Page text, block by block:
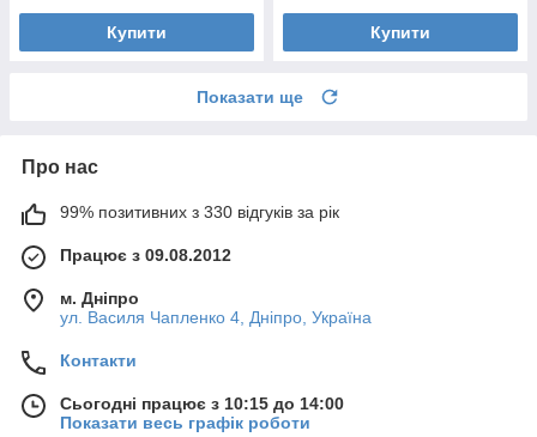
Купити Купити
Показати ще
Про нас
99% позитивних з 330 відгуків за рік
Працює з 09.08.2012
м. Дніпро
ул. Василя Чапленко 4, Дніпро, Україна
Контакти
Сьогодні працює з 10:15 до 14:00
Показати весь графік роботи